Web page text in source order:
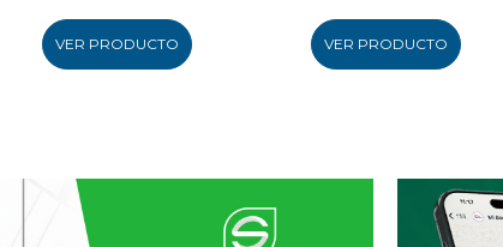
VER PRODUCTO VER PRODUCTO